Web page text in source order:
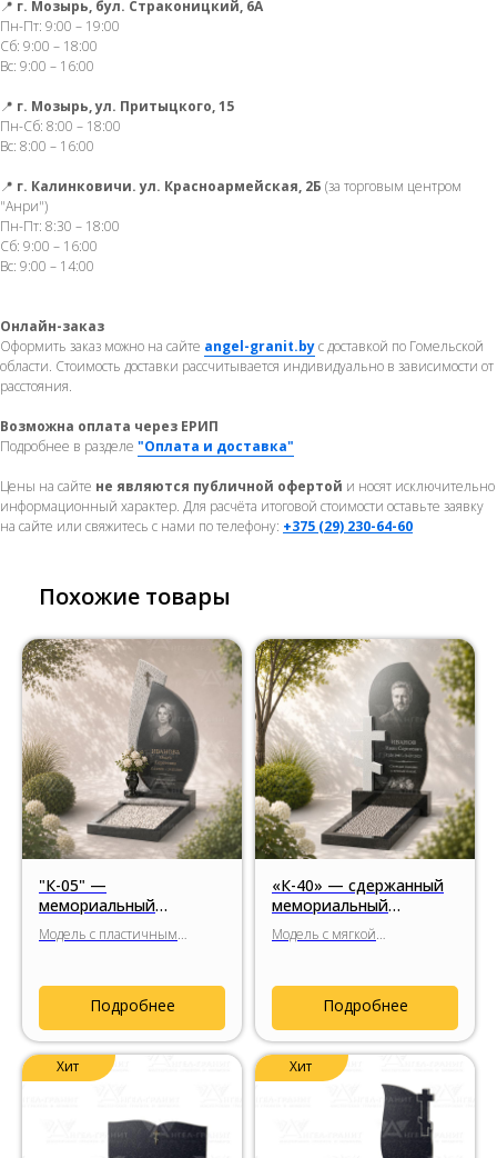
📍 г. Мозырь, бул. Страконицкий, 6А
Пн-Пт: 9:00 – 19:00
Сб: 9:00 – 18:00
Вс: 9:00 – 16:00
📍 г. Мозырь, ул. Притыцкого, 15
Пн-Сб: 8:00 – 18:00
Вс: 8:00 – 16:00
📍 г. Калинковичи. ул. Красноармейская, 2Б (за торговым центром
"Анри")
Пн-Пт: 8:30 – 18:00
Сб: 9:00 – 16:00
Вс: 9:00 – 14:00
Онлайн-заказ
Оформить заказ можно на сайте angel-granit.byс доставкой по Гомельской
области. Стоимость доставки рассчитывается индивидуально в зависимости от
расстояния.
Возможна оплата через ЕРИП
Подробнее в разделе "Оплата и доставка"
Цены на сайте не являются публичной офертой и носят исключительно
информационный характер. Для расчёта итоговой стоимости оставьте заявку
на сайте или свяжитесь с нами по телефону: +375 (29) 230-64-60
Похожие товары
"К-05" —
мемориальный
комплекс с силуэтом
пламени свечи
Модель с пластичным
асимметрией формы и
сочетанием чёрного габбро-
диабаза с декоративными
вставками из натурального
гранита.
Подробнее
«К-40» — сдержанный
мемориальный
комплекс с гранитным
крестом
Модель с мягкой
пропорциям гранитным
крестом, спокойным
силуэтом стелы и
сдержанным религиозным
символом.
Подробнее
Хит Хит